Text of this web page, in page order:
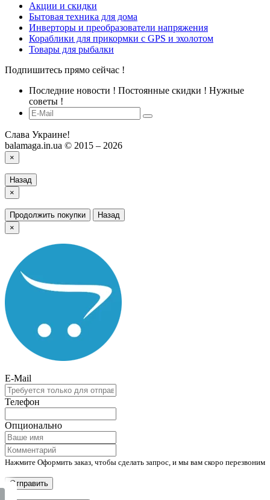
Акции и скидки
Бытовая техника для дома
Инверторы и преобразователи напряжения
Кораблики для прикормки с GPS и эхолотом
Товары для рыбалки
Подпишитесь прямо сейчас !
Последние новости ! Постоянные скидки ! Нужные
советы !
Слава Украине!
balamaga.in.ua © 2015 – 2026
×
Назад
×
Продолжить покупки
Назад
×
E-Mail
Телефон
Опционально
Нажмите Оформить заказ, чтобы сделать запрос, и мы вам скоро перезвоним
Отправить